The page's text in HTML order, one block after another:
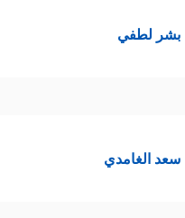
بشر لطفي
سعد الغامدي